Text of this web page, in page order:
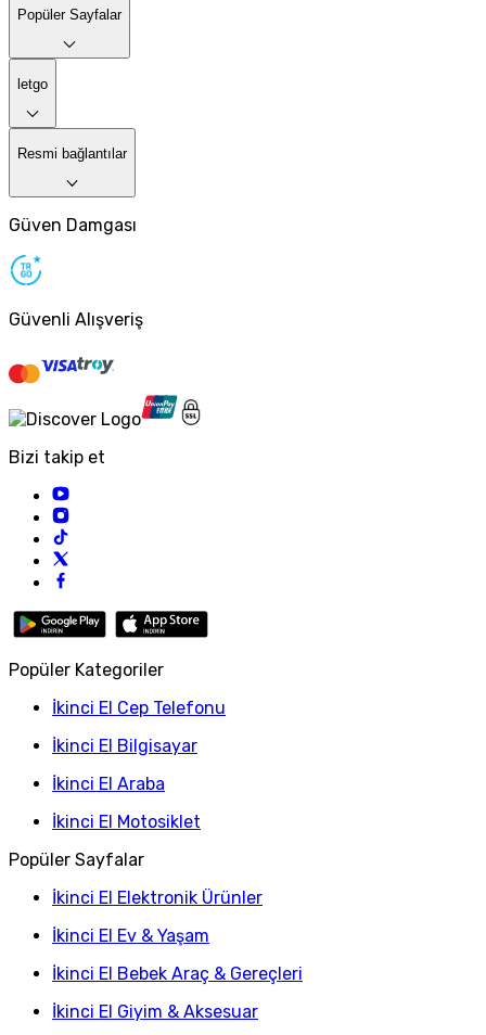
Popüler Sayfalar
letgo
Resmi bağlantılar
Güven Damgası
Güvenli Alışveriş
Bizi takip et
Popüler Kategoriler
İkinci El Cep Telefonu
İkinci El Bilgisayar
İkinci El Araba
İkinci El Motosiklet
Popüler Sayfalar
İkinci El Elektronik Ürünler
İkinci El Ev & Yaşam
İkinci El Bebek Araç & Gereçleri
İkinci El Giyim & Aksesuar